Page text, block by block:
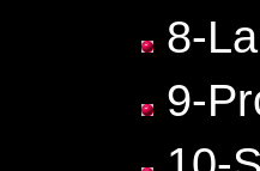
8-
9-